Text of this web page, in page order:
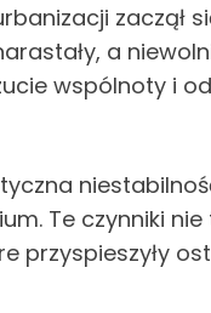
zaczął
a
wspólnoty i
Te czynniki
przyspieszyły